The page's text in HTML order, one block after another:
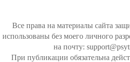
Все права на материалы сайта
использованы без моего личного
на почту:
При публикации обязательна